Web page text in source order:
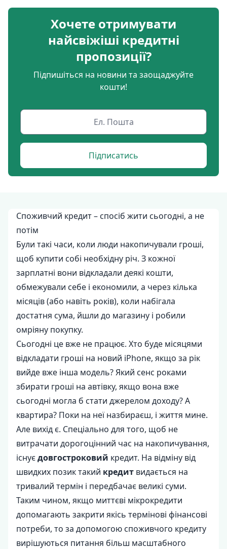
Хочете отримувати
найсвіжіші кредитні
пропозиції?
Підпишіться на новини та заощаджуйте
кошти!
Підписатись
Споживчий кредит – спосіб жити сьогодні, а не
потім
Були такі часи, коли люди накопичували гроші,
щоб купити собі необхідну річ. З кожної
зарплатні вони відкладали деякі кошти,
обмежували себе і економили, а через кілька
місяців (або навіть років), коли набігала
достатня сума, йшли до магазину і робили
омріяну покупку.
Сьогодні це вже не працює. Хто буде місяцями
відкладати гроші на новий iPhone, якщо за рік
вийде вже інша модель? Який сенс роками
збирати гроші на автівку, якщо вона вже
сьогодні могла б стати джерелом доходу? А
квартира? Поки на неї назбираєш, і життя мине.
Але вихід є. Спеціально для того, щоб не
витрачати дорогоцінний час на накопичування,
існуєдовгостроковий кредит. На відміну від
швидких позик такий кредит видається на
тривалий термін і передбачає великі суми.
Таким чином, якщо миттєві мікрокредити
допомагають закрити якісь термінові фінансові
потреби, то за допомогою споживчого кредиту
вирішуються питання більш масштабного